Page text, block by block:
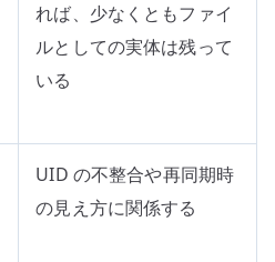
れば、少なくともファイ
ルとしての実体は残って
いる
UID の不整合や再同期時
の見え方に関係する